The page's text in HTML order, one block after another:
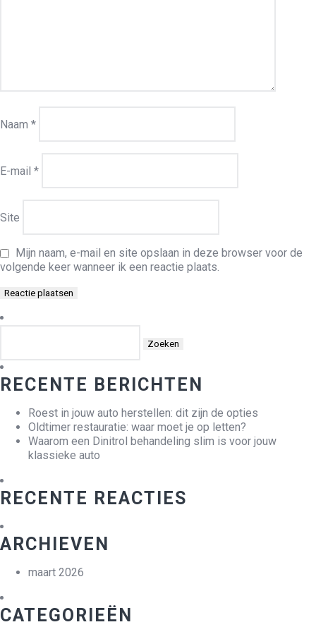
Naam *
E-mail *
Site
Mijn naam, e-mail en site opslaan in deze browser voor de
volgende keer wanneer ik een reactie plaats.
RECENTE BERICHTEN
Roest in jouw auto herstellen: dit zijn de opties
Oldtimer restauratie: waar moet je op letten?
Waarom een Dinitrol behandeling slim is voor jouw
klassieke auto
RECENTE REACTIES
ARCHIEVEN
maart 2026
CATEGORIEËN